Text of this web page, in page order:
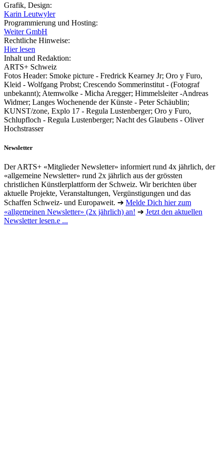
Grafik, Design:
Karin Leutwyler
Programmierung und Hosting:
Weiter GmbH
Rechtliche Hinweise:
Hier lesen
Inhalt und Redaktion:
ARTS+ Schweiz
Fotos Header: Smoke picture - Fredrick Kearney Jr; Oro y Furo,
Kleid - Wolfgang Probst; Crescendo Sommerinstitut - (Fotograf
unbekannt); Atemwolke - Micha Aregger; Himmelsleiter -Andreas
Widmer; Langes Wochenende der Künste - Peter Schäublin;
KUNST/zone, Explo 17 - Regula Lustenberger; Oro y Furo,
Schlupfloch - Regula Lustenberger; Nacht des Glaubens - Oliver
Hochstrasser
Newsletter
Der ARTS+ «Mitglieder Newsletter» informiert rund 4x jährlich, der
«allgemeine Newsletter» rund 2x jährlich aus der grössten
christlichen Künstlerplattform der Schweiz. Wir berichten über
aktuelle Projekte, Veranstaltungen, Vergünstigungen und das
Schaffen Schweiz- und Europaweit. ➔ Melde Dich hier zum
«allgemeinen Newsletter» (2x jährlich) an! ➔ Jetzt den aktuellen
Newsletter lesen.e ...